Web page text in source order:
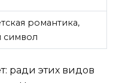
романтика,
символ
ради этих видов